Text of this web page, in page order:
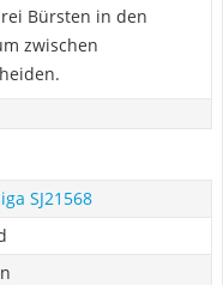
Bürsten in den
zwischen
SJ21568